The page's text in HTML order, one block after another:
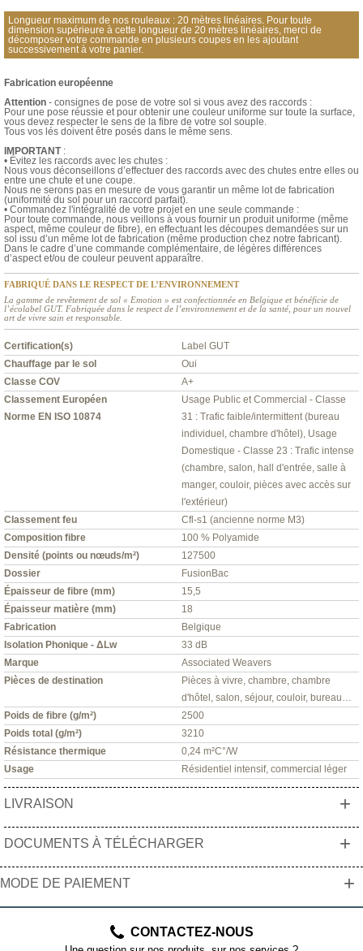
Longueur maximum de nos rouleaux : 20 mètres linéaires. Pour toute
dimension supérieure à cette longueur de 20 mètres linéaires, merci de
décomposer votre commande en plusieurs coupes en les ajoutant
successivement à votre panier.
Fabrication européenne
Attention - consignes de pose de votre sol si vous avez des raccords :
Pour une pose réussie et pour obtenir une couleur uniforme sur toute la surface,
vous devez respecter le sens de la fibre de votre sol souple.
Tous vos lés doivent être posés dans le même sens.
IMPORTANT:
• Évitez les raccords avec les chutes :
Nous vous déconseillons d’effectuer des raccords avec des chutes entre elles ou
entre une chute et une coupe.
Nous ne serons pas en mesure de vous garantir un même lot de fabrication
(uniformité du sol pour un raccord parfait).
• Commandez l'intégralité de votre projet en une seule commande :
Pour toute commande, nous veillons à vous fournir un produit uniforme (même
aspect, même couleur de fibre), en effectuant les découpes demandées sur un
sol issu d’un même lot de fabrication (même production chez notre fabricant).
Dans le cadre d’une commande complémentaire, de légères différences
d’aspect et/ou de couleur peuvent apparaître.
FABRIQUÉ DANS LE RESPECT DE L’ENVIRONNEMENT
La gamme de revêtement de sol « Emotion » est confectionnée en Belgique et bénéficie de
l’écolabel GUT. Fabriquée dans le respect de l’environnement et de la santé, pour un nouvel
art de vivre sain et responsable.
Certification(s)
Label GUT
Chauffage par le sol
Oui
Classe COV
A+
Classement Européen
Norme EN ISO 10874
Usage Public et Commercial - Classe
31 : Trafic faible/intermittent (bureau
individuel, chambre d'hôtel), Usage
Domestique - Classe 23 : Trafic intense
(chambre, salon, hall d'entrée, salle à
manger, couloir, pièces avec accès sur
l'extérieur)
Classement feu
Cfl-s1 (ancienne norme M3)
Composition fibre
100 % Polyamide
Densité (points ou nœuds/m²)
127500
Dossier
FusionBac
Épaisseur de fibre (mm)
15,5
Épaisseur matière (mm)
18
Fabrication
Belgique
Isolation Phonique - ΔLw
33 dB
Marque
Associated Weavers
Pièces de destination
Pièces à vivre, chambre, chambre
d'hôtel, salon, séjour, couloir, bureau…
Poids de fibre (g/m²)
2500
Poids total (g/m²)
3210
Résistance thermique
0,24 m²C°/W
Usage
Résidentiel intensif, commercial léger
LIVRAISON +
DOCUMENTS À TÉLÉCHARGER +
MODE DE PAIEMENT +
CONTACTEZ-NOUS